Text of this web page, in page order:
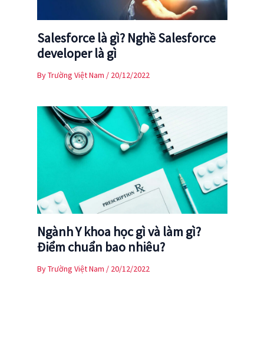
Salesforce là gì? Nghề Salesforce
developer là gì
ByTrường Việt Nam / 20/12/2022
Ngành Y khoa học gì và làm gì?
Điểm chuẩn bao nhiêu?
ByTrường Việt Nam / 20/12/2022